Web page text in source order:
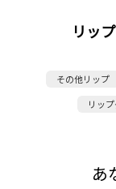
リッ
その他リップ
リッ
あ